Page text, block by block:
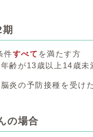
件すべて を満たす方
齢が13歳以上14歳未
炎の予防接種を受け
の場合